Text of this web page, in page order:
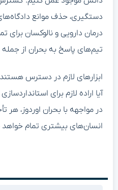
دستگیری، حذف موانع
درمان دارویی و نالوکسان برای
تیم‌های پاسخ به بحران از
ابزارهای لازم در دسترس
آیا اراده لازم برای
در مواجهه با بحران اوردوز،
انسان‌های بیشتری تمام